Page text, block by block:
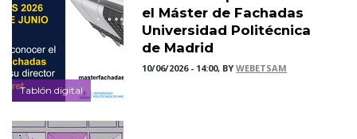
Tablón digital
el Máster de Fachadas
Universidad Politécnica
de Madrid
10/06/2026 - 14:00, BYWEBETSAM